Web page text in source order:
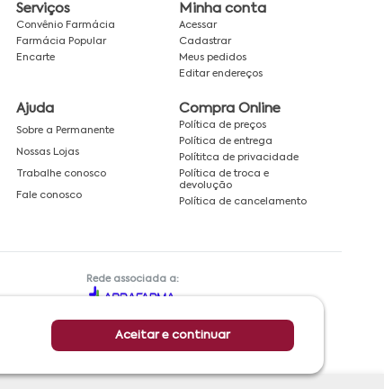
Aceitar e continuar
Serviços
Convênio Farmácia
Farmácia Popular
Encarte
Minha conta
Acessar
Cadastrar
Meus pedidos
Editar endereços
Ajuda
Sobre a Permanente
Nossas Lojas
Trabalhe conosco
Fale conosco
Compra Online
Política de preços
Política de entrega
Polítitca de privacidade
Política de troca e
devolução
Política de cancelamento
Rede associada a: